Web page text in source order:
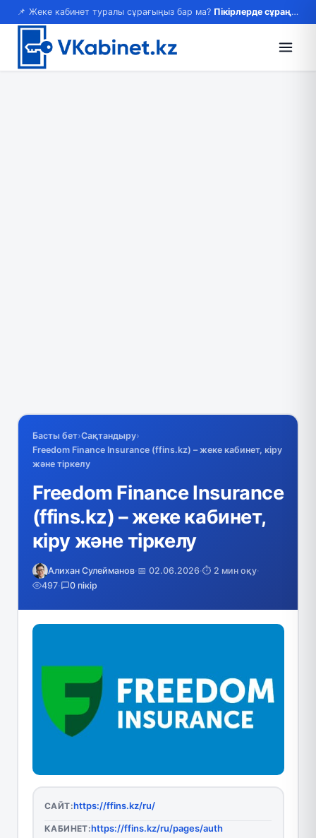
📌 Жеке кабинет туралы сұрағыңыз бар ма? Пікірлерде сұраңыз — жауап береміз!
Басты бет›Сақтандыру›
Freedom Finance Insurance (ffins.kz) – жеке кабинет, кіру
және тіркелу
Freedom Finance Insurance
(ffins.kz) – жеке кабинет,
кіру және тіркелу
Алихан Сулейманов·📅 02.06.2026·⏱️ 2 мин оқу·
497· 0 пікір
САЙТ:https://ffins.kz/ru/
КАБИНЕТ:https://ffins.kz/ru/pages/auth